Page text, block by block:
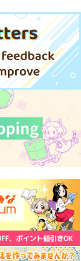
円（税込）
年×無限
サンプル
作品詳細
真正銘ラブレター
いポスト